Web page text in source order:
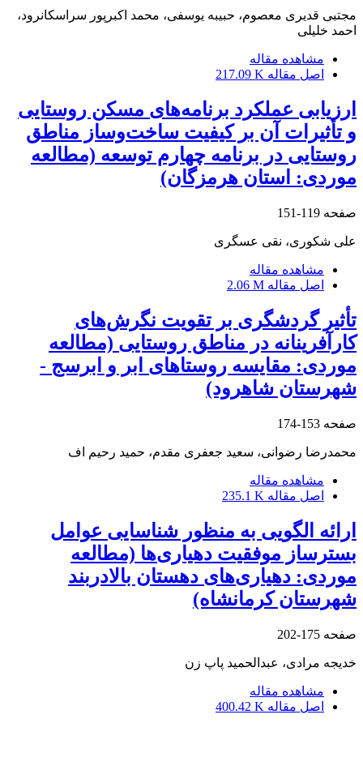
مجتبی قدیری معصوم، حبیبه یوسفی، محمد اکبرپور سراسکانرود،
احمد خلیلی
مشاهده مقاله
اصل مقاله 217.09 K
ارزیابی عملکرد برنامه‌های مسکن روستایی
و تأثیرات آن بر کیفیت ساخت‌وساز مناطق
روستایی در برنامه چهارم توسعه (مطالعه
موردی: استان هرمزگان)
صفحه 119-151
علی شکوری، نقی عسگری
مشاهده مقاله
اصل مقاله 2.06 M
تأثیر گردشگری بر تقویت نگرش‌های
کارآفرینانه در مناطق روستایی (مطالعه
موردی: مقایسه روستاهای ابر و ابرسج -
شهرستان شاهرود)
صفحه 153-174
محمدرضا رضوانی، سعید جعفری مقدم، حمید رحیم اف
مشاهده مقاله
اصل مقاله 235.1 K
ارائه الگویی به منظور شناسایی عوامل
بسترساز موفقیت دهیاری‌ها (مطالعه
موردی: دهیاری‌های دهستان بالادربند
شهرستان کرمانشاه)
صفحه 175-202
خدیجه مرادی، عبدالحمید پاپ زن
مشاهده مقاله
اصل مقاله 400.42 K